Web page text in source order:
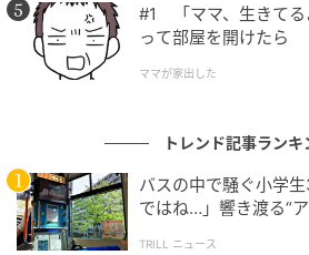
コメント欄には、「飲んでみたい
な声が数多く寄せられていました
イヤーで受けた別のサービスを紹
航空会社ごとに、どんな食べ物や
いるのか調べてみると、思わぬ発
せん。「機内サービスを楽しみ
#1 「ママ、生きてる
って部屋を開けたら
ママが家出した
トレンド記事ランキ
バスの中で騒ぐ小学
ではね…」響き渡る“
TRILL ニュース